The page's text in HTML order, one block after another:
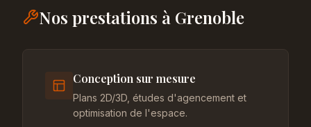
Nos prestations à Grenoble
Conception sur mesure
Plans 2D/3D, études d'agencement et
optimisation de l'espace.